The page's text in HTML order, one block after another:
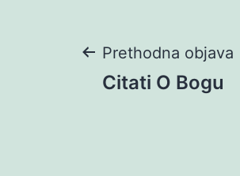
Navigacija
Prethodna objava
Citati O Bogu